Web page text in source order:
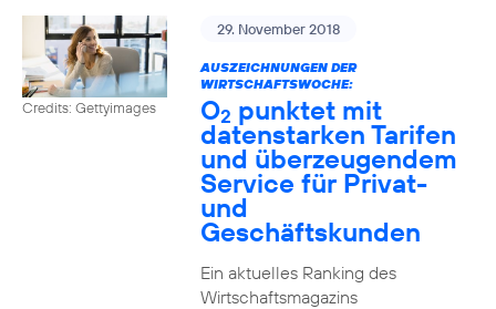
Credits: Gettyimages
29. November 2018
AUSZEICHNUNGEN DER
WIRTSCHAFTSWOCHE:
O2 punktet mit
datenstarken Tarifen
und überzeugendem
Service für Privat-
und
Geschäftskunden
Ein aktuelles Ranking des
Wirtschaftsmagazins